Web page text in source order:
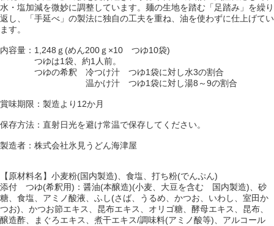
水・塩加減を微妙に調整しています。麺の生地を踏む「足踏み」を繰り
返し、「手延べ」の製法に独自の工夫を重ね、油を使わずに仕上げてい
ます。
内容量：1,248ｇ(めん200ｇ×10 つゆ10袋)
つゆは1袋、約1人前。
つゆの希釈 冷つけ汁 つゆ1袋に対し水3の割合
温かけ汁 つゆ1袋に対し湯8～9の割合
賞味期限：製造より12か月
保存方法：直射日光を避け常温で保存してください。
製造者：株式会社氷見うどん海津屋
【原材料名】小麦粉(国内製造)、食塩、打ち粉(でんぷん)
添付 つゆ(希釈用)：醤油(本醸造)(小麦、大豆を含む 国内製造)、砂
糖、食塩、アミノ酸液、ふし(さば、うるめ、かつお、いわし、室田か
つお)、かつお節エキス、昆布エキス、オリゴ糖、酵母エキス、昆布、
醸造酢、まぐろエキス、煮干エキス/調味料(アミノ酸等)、アルコール